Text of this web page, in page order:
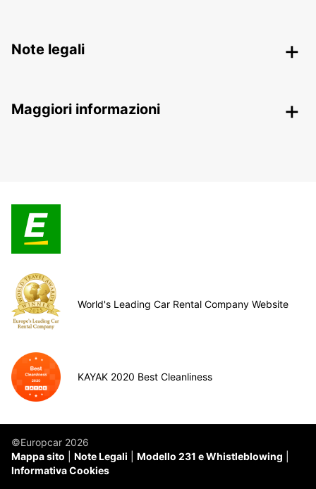
Note legali
Maggiori informazioni
World's Leading Car Rental Company Website
KAYAK 2020 Best Cleanliness
©Europcar 2026
Mappa sito
Note Legali
Modello 231 e Whistleblowing
Informativa Cookies